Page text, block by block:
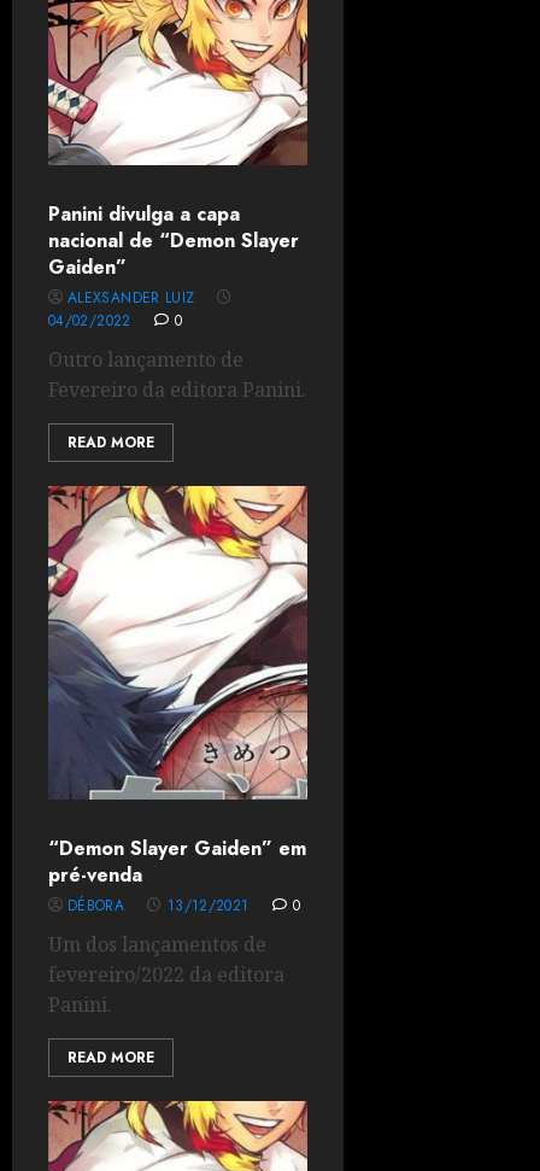
Panini divulga a capa
nacional de “Demon Slayer
Gaiden”
ALEXSANDER LUIZ
04/02/2022
0
Outro lançamento de
Fevereiro da editora Panini.
READ MORE
“Demon Slayer Gaiden” em
pré-venda
DÉBORA 13/12/2021 0
Um dos lançamentos de
fevereiro/2022 da editora
Panini.
READ MORE